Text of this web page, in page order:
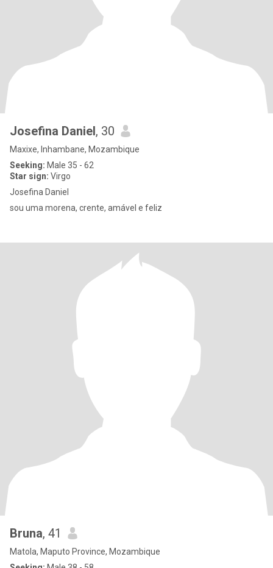
Josefina Daniel, 30
Maxixe, Inhambane, Mozambique
Seeking: Male 35 - 62
Star sign: Virgo
Josefina Daniel
sou uma morena, crente, amável e feliz
Bruna, 41
Matola, Maputo Province, Mozambique